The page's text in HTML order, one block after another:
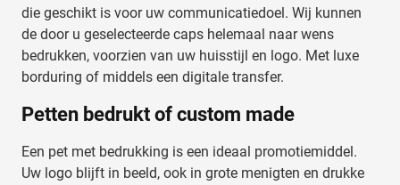
die geschikt is voor uw communicatiedoel. Wij kunnen
de door u geselecteerde caps helemaal naar wens
bedrukken, voorzien van uw huisstijl en logo. Met luxe
borduring of middels een digitale transfer.
Petten bedrukt of custom made
Een pet met bedrukking is een ideaal promotiemiddel.
Uw logo blijft in beeld, ook in grote menigten en drukke